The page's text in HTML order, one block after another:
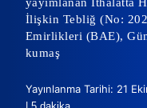
İlişkin Tebliğ (No:
Emirlikleri (BAE),
kumaş
Yayınlanma Tarihi: 21